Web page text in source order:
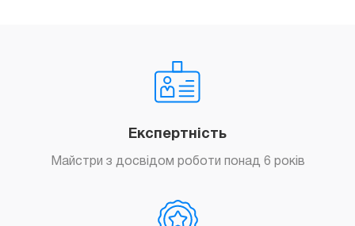
Експертність
Майстри з досвідом роботи понад 6 років